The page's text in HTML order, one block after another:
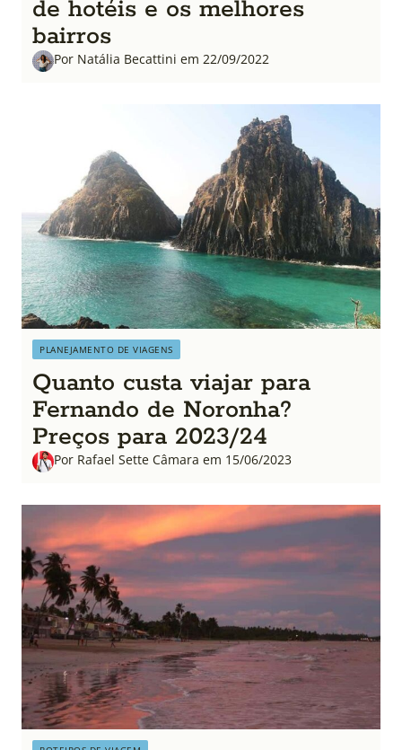
de hotéis e os melhores
bairros
Por Natália Becattini em 22/09/2022
PLANEJAMENTO DE VIAGENS
Quanto custa viajar para
Fernando de Noronha?
Preços para 2023/24
Por Rafael Sette Câmara em 15/06/2023